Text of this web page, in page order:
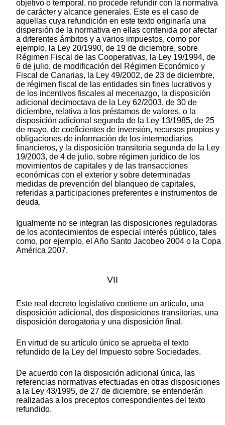
objetivo o temporal, no procede refundir con la normativa
de carácter y alcance generales. Este es el caso de
aquellas cuya refundición en este texto originaría una
dispersión de la normativa en ellas contenida por afectar
a diferentes ámbitos y a varios impuestos, como por
ejemplo, la Ley 20/1990, de 19 de diciembre, sobre
Régimen Fiscal de las Cooperativas, la Ley 19/1994, de
6 de julio, de modificación del Régimen Económico y
Fiscal de Canarias, la Ley 49/2002, de 23 de diciembre,
de régimen fiscal de las entidades sin fines lucrativos y
de los incentivos fiscales al mecenazgo, la disposición
adicional decimoctava de la Ley 62/2003, de 30 de
diciembre, relativa a los préstamos de valores, o la
disposición adicional segunda de la Ley 13/1985, de 25
de mayo, de coeficientes de inversión, recursos propios y
obligaciones de información de los intermediarios
financieros, y la disposición transitoria segunda de la Ley
19/2003, de 4 de julio, sobre régimen jurídico de los
movimientos de capitales y de las transacciones
económicas con el exterior y sobre determinadas
medidas de prevención del blanqueo de capitales,
referidas a participaciones preferentes e instrumentos de
deuda.
Igualmente no se integran las disposiciones reguladoras
de los acontecimientos de especial interés público, tales
como, por ejemplo, el Año Santo Jacobeo 2004 o la Copa
América 2007.
VII
Este real decreto legislativo contiene un artículo, una
disposición adicional, dos disposiciones transitorias, una
disposición derogatoria y una disposición final.
En virtud de su artículo único se aprueba el texto
refundido de la Ley del Impuesto sobre Sociedades.
De acuerdo con la disposición adicional única, las
referencias normativas efectuadas en otras disposiciones
a la Ley 43/1995, de 27 de diciembre, se entenderán
realizadas a los preceptos correspondientes del texto
refundido.